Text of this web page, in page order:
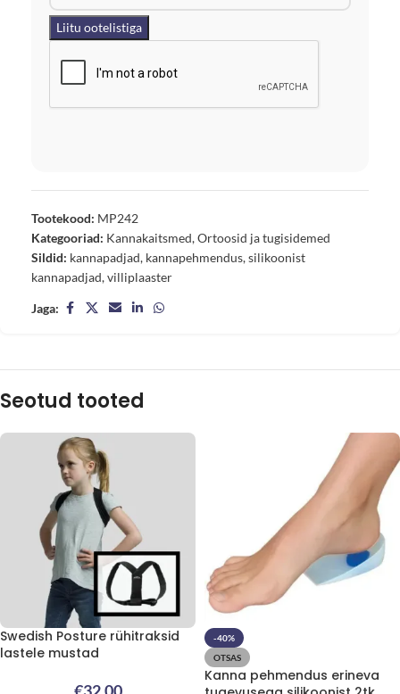
Tootekood: MP242
Kategooriad: Kannakaitsmed,Ortoosid ja tugisidemed
Sildid: kannapadjad, kannapehmendus,silikoonist
kannapadjad,villiplaaster
Jaga:
Seotud tooted
Swedish Posture rühitraksid
lastele mustad
-40%
OTSAS
Kanna pehmendus erineva